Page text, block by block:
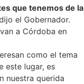
que tenemos de la
el Gobernador.
a Córdoba en
como el tema
este lugar, es
nuestra querida